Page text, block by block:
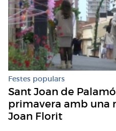
Festes populars
Sant Joan de
primavera amb una
Joan Florit